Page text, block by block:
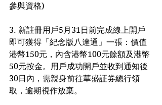
參與資格)
3. 新註冊用戶5月31日前完成線上開戶
即可獲得「紀念版八達通」一張：價值
港幣150元，內含港幣100元餘額及港幣
50元按金。用戶成功開戶並收到通知後
30日內，需親身前往華盛証券總行領
取，逾期視作放棄。